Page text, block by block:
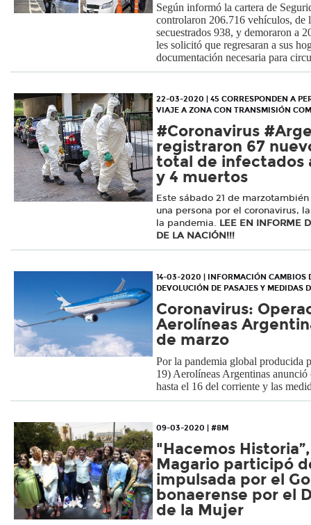
Según informó la cartera de
controlaron 206.716 vehículos, de
secuestrados 938, y demoraron a
les solicitó que regresaran a sus
documentación necesaria para
22-03-2020 | 45 CORRESPONDEN A
VIAJE A ZONA CON TRANSMISIÓN
#Coronavirus
registraron 67
total de infectados
y 4 muertos
Este sábado 21 de
una persona por el coronavirus,
la pandemia. LEE EN INFORME
DE LA NACIÓN!!!
14-03-2020 | INFORMACIÓN CAMBIOS
DEVOLUCIÓN DE PASAJES Y MEDIDAS
Coronavirus:
Aerolíneas
de marzo
Por la pandemia global
19) Aerolíneas Argentinas
hasta el 16 del corriente y las
09-03-2020 | #8M
"Hacemos
Magario participó
impulsada por el
bonaerense por el
de la Mujer